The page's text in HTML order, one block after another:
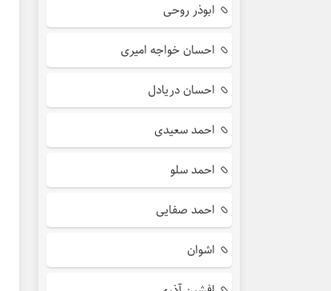
ابوذر روحی
احسان خواجه امیری
احسان دریادل
احمد سعیدی
احمد سلو
احمد صفایی
اشوان